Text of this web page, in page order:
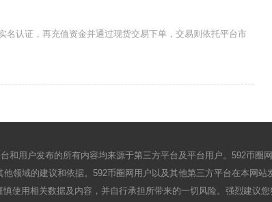
名认证，再充值资金并通过现货交易下单，交易则依托平台市
用户发布的所有内容均来源于第三方平台及平台用户。592币圈
领域的建议和依据。592币圈网用户以及其他第三方平台在本网
使用相关数据及内容，并自行承担所带来的一切风险。强烈建议您